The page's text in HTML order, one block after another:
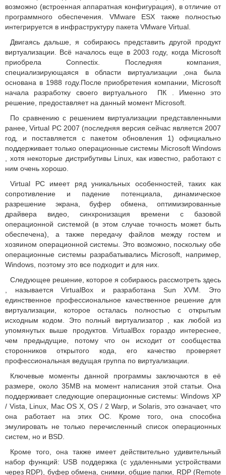
возможно (встроенная аппаратная конфигурация), в отличие от
программного обеспечения. VMware ESX также полностью
интегрируется в инфраструктуру пакета VMware Virtual.
Двигаясь дальше, я собираюсь представить другой продукт
виртуализации. Всё началось еще в 2003 году, когда Microsoft
приобрела Connectix. Последняя компания,
специализирующаяся в области виртуализации ,она была
основана в 1988 году.После приобретения компании, Microsoft
начала разработку своего виртуального ПК . Именно это
решение, предоставляет на данный момент Microsoft.
По сравнению с решением виртуализации представленными
ранее, Virtual PC 2007 (последняя версия сейчас является 2007
год, и поставляется с пакетом обновления 1) официально
поддерживает только операционные системы Microsoft Windows
, хотя некоторые дистрибутивы Linux, как известно, работают с
ним очень хорошо.
Virtual PC имеет ряд уникальных особенностей, таких как
сопротивление и падение потенциала, динамическое
разрешение экрана, буфер обмена, оптимизированные
драйвера видео, синхронизация времени с базовой
операционной системой (в этом случае точность может быть
обеспечена), а также передачу файлов между гостем и
хозяином операционной системы. Это возможно, поскольку обе
операционные системы разрабатывались Microsoft, например,
Windows, поэтому это все подходит и для них.
Следующее решение, которое я собираюсь рассмотреть здесь
, называется VirtualBox и разработана Sun XVM. Это
единственное профессиональное качественное решение для
виртуализации, которое осталась полностью с открытым
исходным кодом. Это полный виртуализатор , как любой из
упомянутых выше продуктов. VirtualBox гораздо интереснее,
чем предыдущие, потому что он исходит от сообщества
сторонников открытого кода, его качество проверяет
профессиональная ведущая группа по виртуализации.
Ключевые моменты данной программы заключаются в её
размере, около 35MB на момент написания этой статьи. Она
поддерживает следующие операционные системы: Windows XP
/ Vista, Linux, Mac OS X, OS / 2 Warp, и Solaris, это означает, что
она работает на этих ОС. Кроме того, она способна
эмулировать не только перечисленный список операционных
систем, но и BSD.
Кроме того, она также имеет действительно удивительный
набор функций: USB поддержка (с удаленными устройствами
через RDP), буфер обмена, снимки, общие папки, RDP (Remote